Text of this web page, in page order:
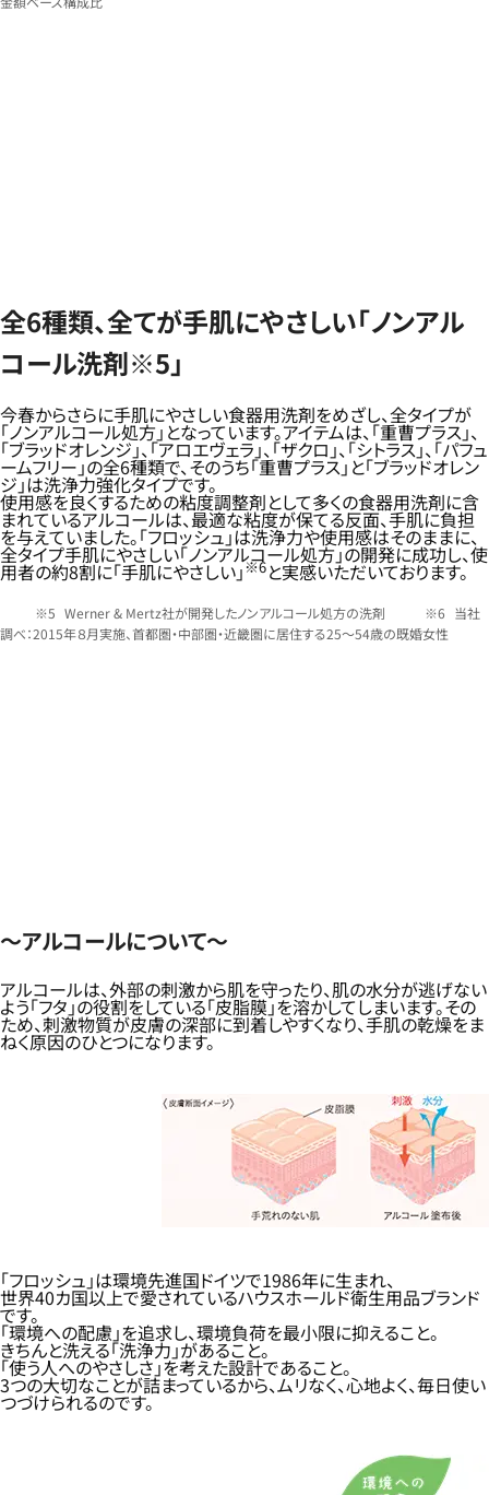
全6種類、全てが手肌にやさしい「ノンアル
コール洗剤※5」
今春からさらに手肌にやさしい食器用洗剤をめざし、全タイプが
「ノンアルコール処方」となっています。アイテムは、「重曹プラス」、
「ブラッドオレンジ」、「アロエヴェラ」、「ザクロ」、「シトラス」、「パフュ
ームフリー」の全6種類で、そのうち「重曹プラス」と「ブラッドオレン
ジ」は洗浄力強化タイプです。
使用感を良くするための粘度調整剤として多くの食器用洗剤に含
まれているアルコールは、最適な粘度が保てる反面、手肌に負担
を与えていました。「フロッシュ」は洗浄力や使用感はそのままに、
全タイプ手肌にやさしい「ノンアルコール処方」の開発に成功し、使
用者の約8割に「手肌にやさしい」※6と実感いただいております。
Werner & Mertz社が開発したノンアルコール処方の洗剤
当社
調べ：2015年８月実施、首都圏・中部圏・近畿圏に居住する25～54歳の既婚女性
～アルコールについて～
アルコールは、外部の刺激から肌を守ったり、肌の水分が逃げない
よう「フタ」の役割をしている「皮脂膜」を溶かしてしまいます。その
ため、刺激物質が皮膚の深部に到着しやすくなり、手肌の乾燥をま
ねく原因のひとつになります。
「フロッシュ」は環境先進国ドイツで1986年に生まれ、
世界40カ国以上で愛されているハウスホールド衛生用品ブランド
です。
「環境への配慮」を追求し、環境負荷を最小限に抑えること。
きちんと洗える「洗浄力」があること。
「使う人へのやさしさ」を考えた設計であること。
3つの大切なことが詰まっているから、ムリなく、心地よく、毎日使い
つづけられるのです。